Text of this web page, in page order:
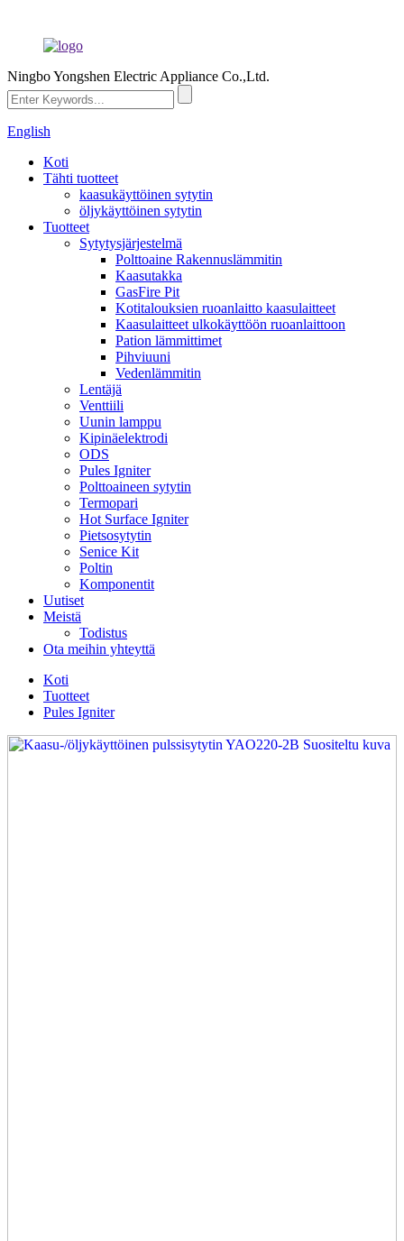
Ningbo Yongshen Electric Appliance Co.,Ltd.
English
Koti
Tähti tuotteet
kaasukäyttöinen sytytin
öljykäyttöinen sytytin
Tuotteet
Sytytysjärjestelmä
Polttoaine Rakennuslämmitin
Kaasutakka
GasFire Pit
Kotitalouksien ruoanlaitto kaasulaitteet
Kaasulaitteet ulkokäyttöön ruoanlaittoon
Pation lämmittimet
Pihviuuni
Vedenlämmitin
Lentäjä
Venttiili
Uunin lamppu
Kipinäelektrodi
ODS
Pules Igniter
Polttoaineen sytytin
Termopari
Hot Surface Igniter
Pietsosytytin
Senice Kit
Poltin
Komponentit
Uutiset
Meistä
Todistus
Ota meihin yhteyttä
Koti
Tuotteet
Pules Igniter